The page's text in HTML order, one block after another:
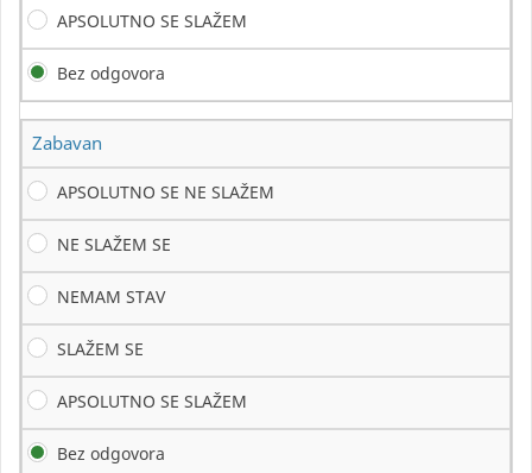
APSOLUTNO SE SLAŽEM
Bez odgovora
Zabavan
APSOLUTNO SE NE SLAŽEM
NE SLAŽEM SE
NEMAM STAV
SLAŽEM SE
APSOLUTNO SE SLAŽEM
Bez odgovora